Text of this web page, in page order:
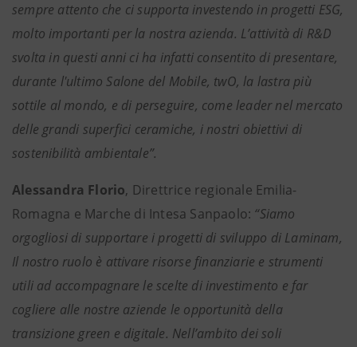
sempre attento che ci supporta investendo in progetti ESG,
molto importanti per la nostra azienda. L’attività di R&D
svolta in questi anni ci ha infatti consentito di presentare,
durante l'ultimo Salone del Mobile, twO, la lastra più
sottile al mondo, e di perseguire, come leader nel mercato
delle grandi superfici ceramiche, i nostri obiettivi di
sostenibilità ambientale”.
Alessandra Florio, Direttrice regionale Emilia-
Romagna e Marche di Intesa Sanpaolo: “Siamo
orgogliosi di supportare i progetti di sviluppo di Laminam,
Il nostro ruolo è attivare risorse finanziarie e strumenti
utili ad accompagnare le scelte di investimento e far
cogliere alle nostre aziende le opportunità della
transizione green e digitale. Nell’ambito dei soli